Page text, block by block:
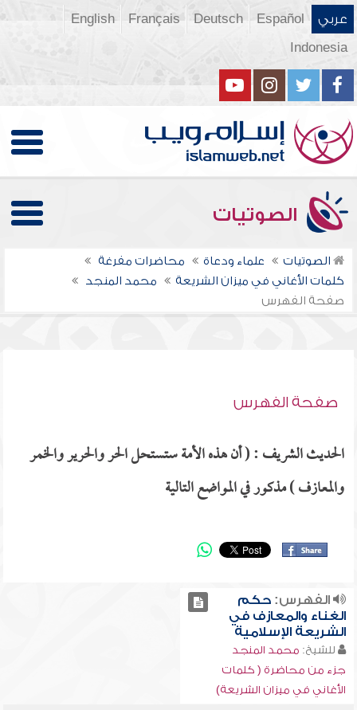
عربي Español
Deutsch
Français
English
Indonesia
الصوتيات
الصوتيات علماء ودعاة
محاضرات مفرغة
كلمات الأغاني في ميزان الشريعة
محمد المنجد
صفحة الفهرس
صفحة الفهرس
الحديث الشريف : ( أن هذه الأمة ستستحل الحر والحرير والخمر
والمعازف ) مذكور في المواضع التالية
الفهرس:حكم
الغناء والمعازف في
الشريعة الإسلامية
للشيخ: محمد المنجد
جزء من محاضرة ( كلمات
الأغاني في ميزان الشريعة)